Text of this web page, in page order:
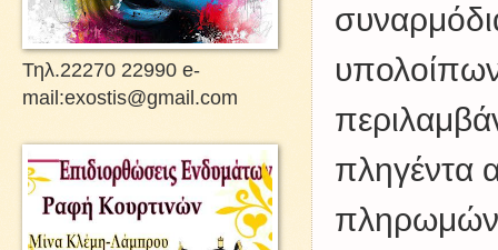
πληγέντα
πληρωμών
Τηλ.22270 22990 e-
mail:exostis@gmail.com